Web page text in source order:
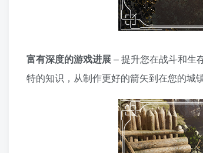
富有深度的游戏进展– 提升您在战斗和生
特的知识，从制作更好的箭矢到在您的城